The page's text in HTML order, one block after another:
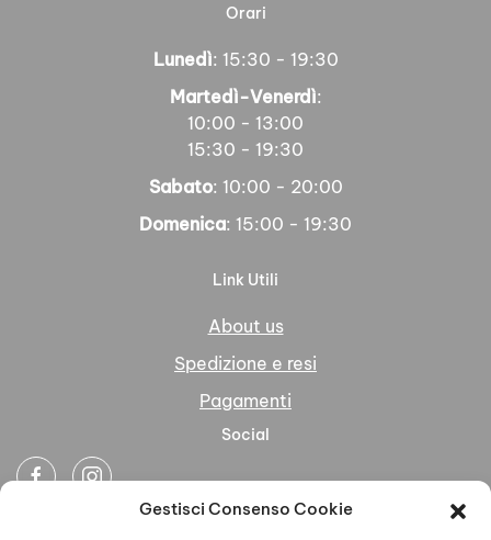
Gestisci Consenso Cookie
Orari
Lunedì: 15:30 - 19:30
Martedì-Venerdì:
10:00 - 13:00
15:30 - 19:30
Sabato: 10:00 - 20:00
Domenica: 15:00 - 19:30
Link Utili
About us
Spedizione e resi
Pagamenti
Social